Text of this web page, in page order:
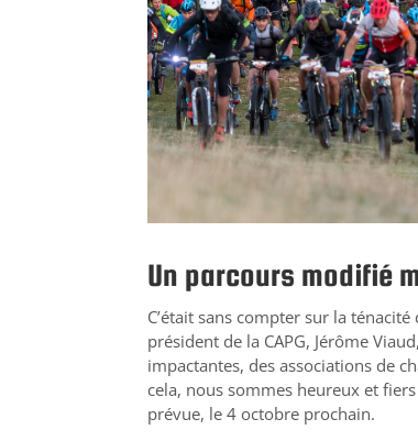
Un parcours modifié
C’était sans compter sur la
président de la CAPG, Jérôme
impactantes, des associations de
cela, nous sommes heureux et
prévue, le 4 octobre prochain.